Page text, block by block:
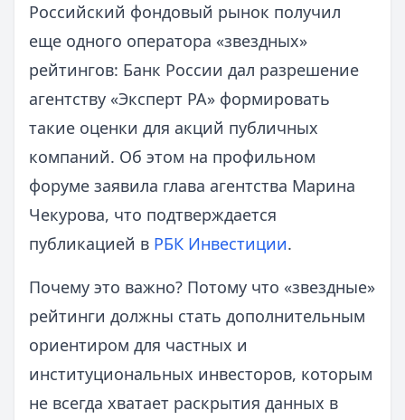
Российский фондовый рынок получил
еще одного оператора «звездных»
рейтингов: Банк России дал разрешение
агентству «Эксперт РА» формировать
такие оценки для акций публичных
компаний. Об этом на профильном
форуме заявила глава агентства Марина
Чекурова, что подтверждается
публикацией в РБК Инвестиции.
Почему это важно? Потому что «звездные»
рейтинги должны стать дополнительным
ориентиром для частных и
институциональных инвесторов, которым
не всегда хватает раскрытия данных в